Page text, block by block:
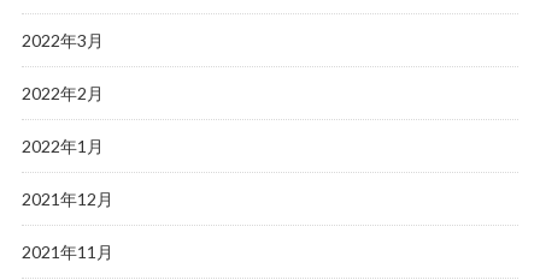
2022年3月
2022年2月
2022年1月
2021年12月
2021年11月